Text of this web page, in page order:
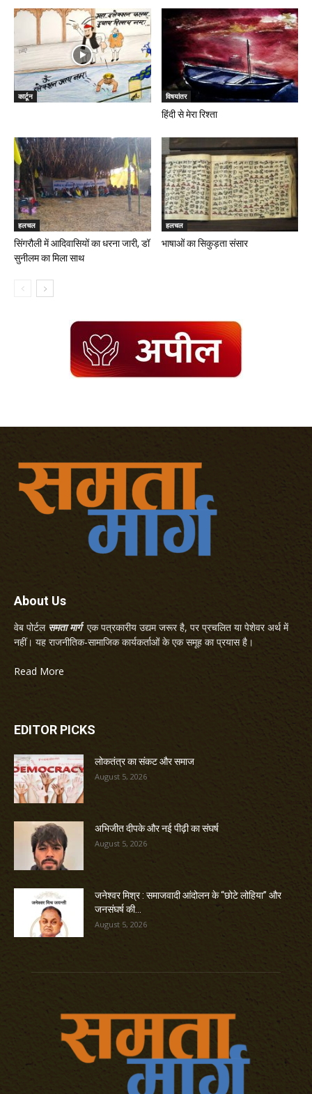
कार्टून विषयांतर
हिंदी से मेरा रिश्ता
हलचल
सिंगरौली में आदिवासियों का धरना जारी, डॉ
सुनीलम का मिला साथ
हलचल
भाषाओं का सिकुड़ता संसार
About Us
वेब पोर्टल समता मार्गएक पत्रकारीय उद्यम जरूर है, पर प्रचलित या पेशेवर अर्थ में
नहीं। यह राजनीतिक-सामाजिक कार्यकर्ताओं के एक समूह का प्रयास है।
Read More
EDITOR PICKS
लोकतंत्र का संकट और समाज
August 5, 2026
अभिजीत दीपके और नई पीढ़ी का संघर्ष
August 5, 2026
जनेश्वर मिश्र : समाजवादी आंदोलन के “छोटे लोहिया” और
जनसंघर्ष की...
August 5, 2026